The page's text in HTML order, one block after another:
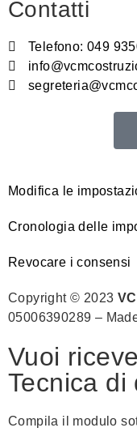
Contatti
Telefono: 049
Modifica le
Cronologia delle
Revocare i consensi
Copyright © 2023
05006390289 –
Vuoi
Tecnica di
Compila il modulo